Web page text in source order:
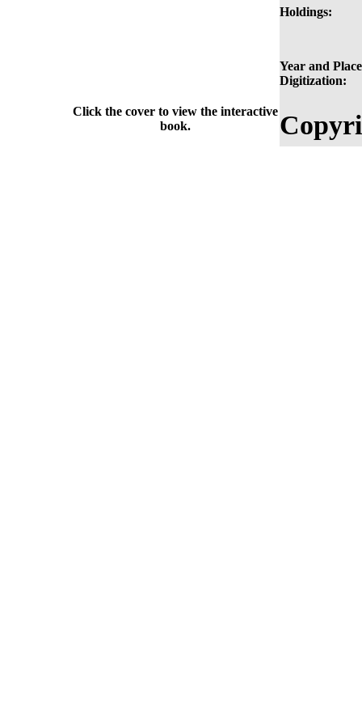
Holdings:
Year and
Digitization:
Click the cover to view the interactive
book.